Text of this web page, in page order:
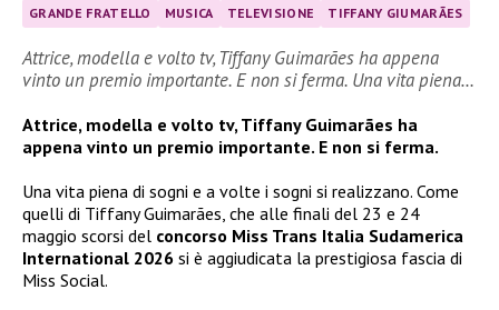
GRANDE FRATELLO MUSICA TELEVISIONE TIFFANY GIUMARÃES
Attrice, modella e volto tv, Tiffany Guimarães ha appena
vinto un premio importante. E non si ferma. Una vita piena…
Attrice, modella e volto tv, Tiffany Guimarães ha
appena vinto un premio importante. E non si ferma.
Una vita piena di sogni e a volte i sogni si realizzano. Come
quelli di Tiffany Guimarães, che alle finali del 23 e 24
maggio scorsi del concorso Miss Trans Italia Sudamerica
International 2026 si è aggiudicata la prestigiosa fascia di
Miss Social.